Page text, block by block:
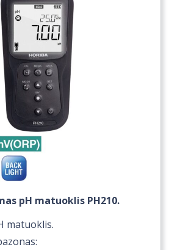
pH matuoklis PH210.
matuoklis.